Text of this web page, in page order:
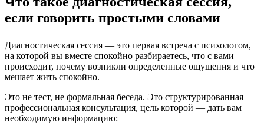
если говорить простыми словами
Диагностическая сессия — это первая встреча с психологом,
на которой вы вместе спокойно разбираетесь, что с вами
происходит, почему возникли определенные ощущения и что
мешает жить спокойно.
Это не тест, не формальная беседа. Это структурированная
профессиональная консультация, цель которой — дать вам
необходимую информацию: